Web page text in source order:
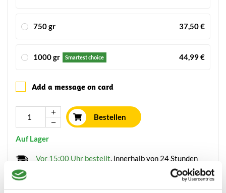
750 gr 37,50 €
1000 gr Smartest choice 44,99 €
Add a message on card
Bestellen
Auf Lager
Vor 15:00 Uhr bestellt, innerhalb von 24 Stunden
Käse frisch geschnitten